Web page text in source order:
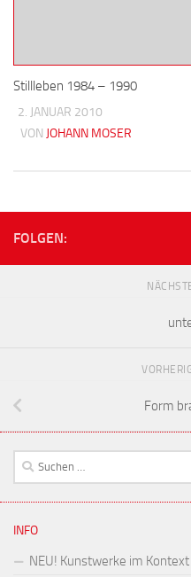
Stillleben 1984 – 1990
2. JANUAR 2010
VON JOHANN MOSER
FOLGEN:
Form
Suchen
nach:
INFO
NEU! Kunstwerke im Kontext